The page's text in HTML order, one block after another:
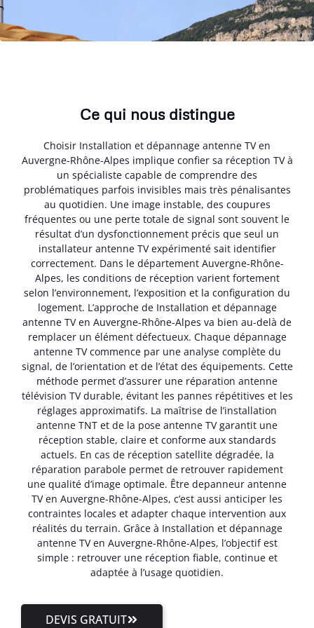
Ce qui nous distingue
Choisir Installation et dépannage antenne TV en
Auvergne-Rhône-Alpes implique confier sa réception TV à
un spécialiste capable de comprendre des
problématiques parfois invisibles mais très pénalisantes
au quotidien. Une image instable, des coupures
fréquentes ou une perte totale de signal sont souvent le
résultat d’un dysfonctionnement précis que seul un
installateur antenne TV expérimenté sait identifier
correctement. Dans le département Auvergne-Rhône-
Alpes, les conditions de réception varient fortement
selon l’environnement, l’exposition et la configuration du
logement. L’approche de Installation et dépannage
antenne TV en Auvergne-Rhône-Alpes va bien au-delà de
remplacer un élément défectueux. Chaque dépannage
antenne TV commence par une analyse complète du
signal, de l’orientation et de l’état des équipements. Cette
méthode permet d’assurer une réparation antenne
télévision TV durable, évitant les pannes répétitives et les
réglages approximatifs. La maîtrise de l’installation
antenne TNT et de la pose antenne TV garantit une
réception stable, claire et conforme aux standards
actuels. En cas de réception satellite dégradée, la
réparation parabole permet de retrouver rapidement
une qualité d’image optimale. Être depanneur antenne
TV en Auvergne-Rhône-Alpes, c’est aussi anticiper les
contraintes locales et adapter chaque intervention aux
réalités du terrain. Grâce à Installation et dépannage
antenne TV en Auvergne-Rhône-Alpes, l’objectif est
simple : retrouver une réception fiable, continue et
adaptée à l’usage quotidien.
DEVIS GRATUIT